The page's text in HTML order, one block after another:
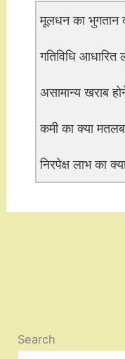
मूलधन का भुगतान
गतिविधि आधारित
असामान्य खराब
कमी का क्या
निरपेक्ष लाभ का
Search